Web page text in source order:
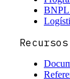
BNPL
Recursos